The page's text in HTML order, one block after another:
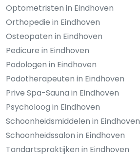
Optometristen in Eindhoven
Orthopedie in Eindhoven
Osteopaten in Eindhoven
Pedicure in Eindhoven
Podologen in Eindhoven
Podotherapeuten in Eindhoven
Prive Spa-Sauna in Eindhoven
Psycholoog in Eindhoven
Schoonheidsmiddelen in Eindhoven
Schoonheidssalon in Eindhoven
Tandartspraktijken in Eindhoven